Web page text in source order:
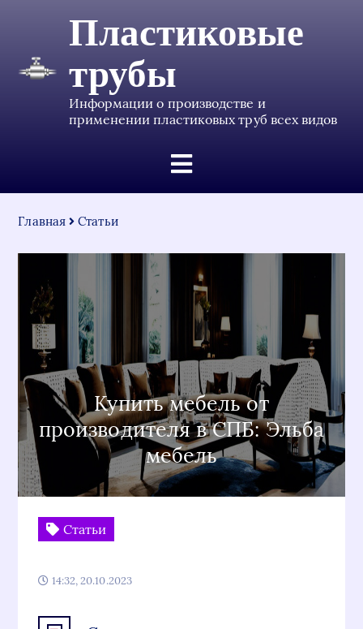
Пластиковые
трубы
Информации о производстве и
применении пластиковых труб всех видов
Главная Статьи
Купить мебель от
производителя в СПБ: Эльба
мебель
Статьи
14:32, 20.10.2023